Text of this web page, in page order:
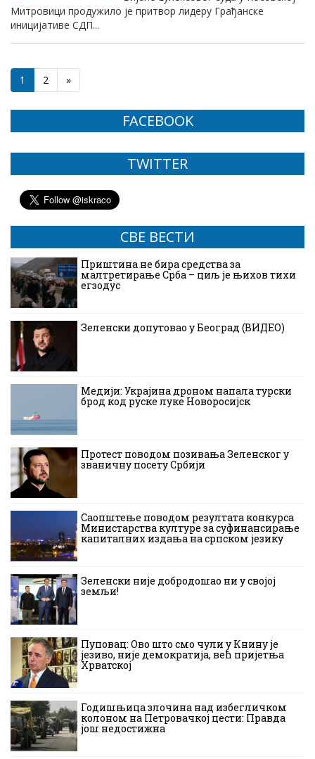
Митровици продужило је притвор лидеру Грађанске
иницијативе СДП...
1 2 »
FACEBOOK
TWITTER
СВЕ ВЕСТИ
Приштина не бира средства за
малтретирање Срба – циљ је њихов тихи
егзодус
Зеленски допутовао у Београд (ВИДЕО)
Медији: Украјина дроном напала турски
брод код руске луке Новоросијск
Протест поводом позивања Зеленског у
званичну посету Србији
Саопштење поводом резултата конкурса
Министарства културе за суфинансирање
капиталних издања на српском језику
Зеленски није добродошао ни у својој
земљи!
Пуповац: Ово што смо чули у Книну је
језиво, није демократија, већ пријетња
Хрватској
Годишњица злочина над избегличком
колоном на Петровачкој цести: Правда
још недостижна